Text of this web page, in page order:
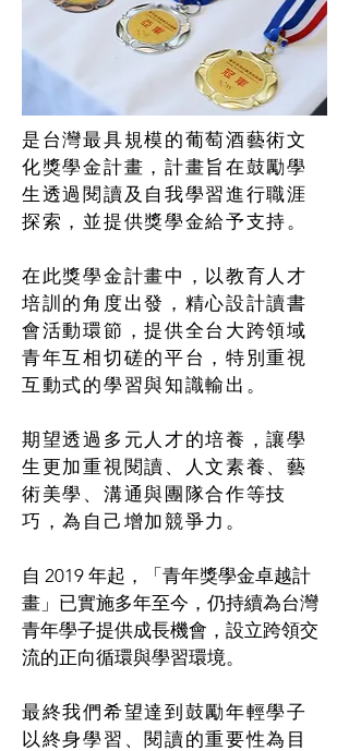
是台灣最具規模的葡萄酒藝術文
化獎學金計畫，計畫旨在鼓勵學
生透過閱讀及自我學習進行職涯
探索，並提供獎學金給予支持。
在此獎學金計畫中，以教育人才
培訓的角度出發，精心設計讀書
會活動環節，提供全台大跨領域
青年互相切磋的平台，特別重視
互動式的學習與知識輸出。
期望透過多元人才的培養，讓學
生更加重視閱讀、人文素養、藝
術美學、溝通與團隊合作等技
巧，為自己增加競爭力。
自 2019 年起，「青年獎學金卓越計
畫」已實施多年至今，仍持續為台灣
青年學子提供成長機會，設立跨領交
流的正向循環與學習環境。
最終我們希望達到鼓勵年輕學子
以終身學習、閱讀的重要性為目